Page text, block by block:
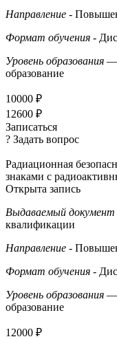
Направление -
Формат обучения -
Уровень образования —
образование
10000 ₽
12600 ₽
Записаться
? Задать вопрос
Радиационная
знаками с
Открыта запись
Выдаваемый документ
квалификации
Направление -
Формат обучения -
Уровень образования —
образование
12000 ₽